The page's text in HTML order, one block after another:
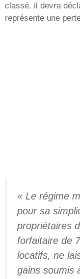
classé, il devra
représente une
« Le régime
pour sa
propriétaires
forfaitaire de
locatifs, ne
gains soumis